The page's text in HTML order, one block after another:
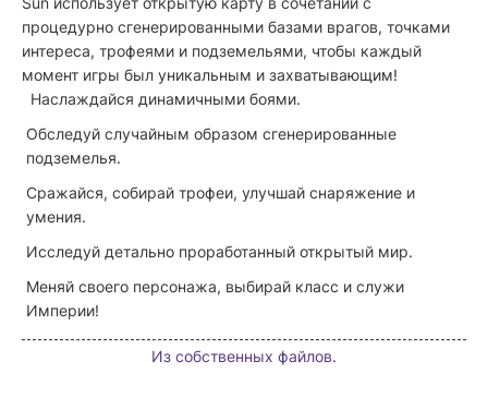
процедурно сгенерированными базами врагов, точками
интереса, трофеями и подземельями, чтобы каждый
момент игры был уникальным и захватывающим!
Наслаждайся динамичными боями.
Обследуй случайным образом сгенерированные
подземелья.
Сражайся, собирай трофеи, улучшай снаряжение и
умения.
Исследуй детально проработанный открытый мир.
Меняй своего персонажа, выбирай класс и служи
Империи!
Из собственных файлов.